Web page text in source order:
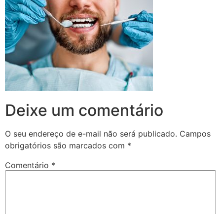
Deixe um comentário
O seu endereço de e-mail não será publicado. Campos
obrigatórios são marcados com *
Comentário *